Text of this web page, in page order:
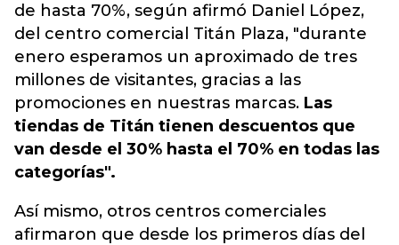
de hasta 70%, según afirmó Daniel López,
del centro comercial Titán Plaza, "durante
enero esperamos un aproximado de tres
millones de visitantes, gracias a las
promociones en nuestras marcas. Las
tiendas de Titán tienen descuentos que
van desde el 30% hasta el 70% en todas las
categorías".
Así mismo, otros centros comerciales
afirmaron que desde los primeros días del